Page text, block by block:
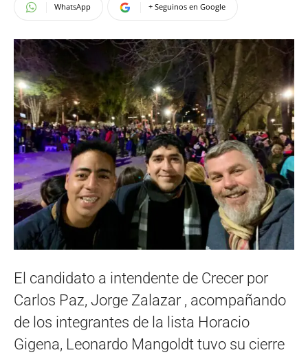
WhatsApp + Seguinos en Google
El candidato a intendente de Crecer por
Carlos Paz, Jorge Zalazar , acompañando
de los integrantes de la lista Horacio
Gigena, Leonardo Mangoldt tuvo su cierre